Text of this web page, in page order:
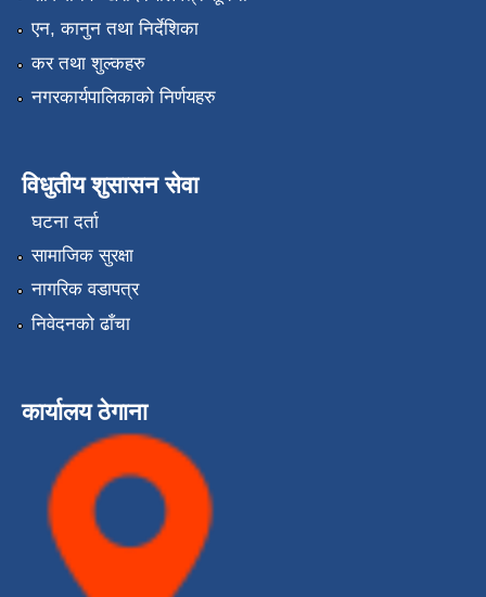
एन, कानुन तथा निर्देशिका
कर तथा शुल्कहरु
नगरकार्यपालिकाको निर्णयहरु
विधुतीय शुसासन सेवा
घटना दर्ता
सामाजिक सुरक्षा
नागरिक वडापत्र
निवेदनको ढाँचा
कार्यालय ठेगाना